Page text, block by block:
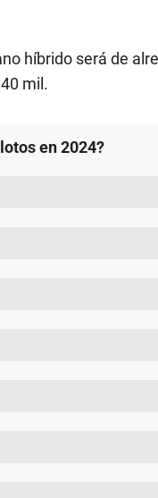
híbrido será de
mil.
en 2024?